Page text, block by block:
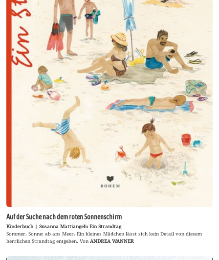
Auf der Suche nach dem roten Sonnenschirm
Kinderbuch | Susanna Mattiangeli: Ein Strandtag
Sommer, Sonne: ab ans Meer. Ein kleines Mädchen lässt sich kein Detail von diesem
herrlichen Strandtag entgehen. VonANDREA WANNER